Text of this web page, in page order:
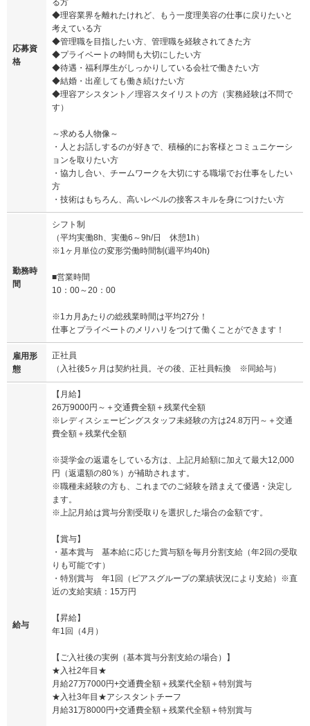
応募資
格
◆理容業界を離れたけれど、もう一度理美容の仕事に戻りたいと
考えている方
◆管理職を目指したい方、管理職を経験されてきた方
◆プライベートの時間も大切にしたい方
◆待遇・福利厚生がしっかりしている会社で働きたい方
◆結婚・出産しても働き続けたい方
◆理容アシスタント／理容スタイリストの方（実務経験は不問で
す）
～求める人物像～
・人とお話しするのが好きで、積極的にお客様とコミュニケーシ
ョンを取りたい方
・協力し合い、チームワークを大切にする職場でお仕事をしたい
方
・技術はもちろん、高いレベルの接客スキルを身につけたい方
勤務時
間
シフト制
（平均実働8h、実働6～9h/日 休憩1h）
※1ヶ月単位の変形労働時間制(週平均40h)
■営業時間
10：00～20：00
※1カ月あたりの総残業時間は平均27分！
仕事とプライベートのメリハリをつけて働くことができます！
雇用形
態
正社員
（入社後5ヶ月は契約社員。その後、正社員転換 ※同給与）
給与
【月給】
26万9000円～＋交通費全額＋残業代全額
※レディスシェービングスタッフ未経験の方は24.8万円～＋交通
費全額＋残業代全額
※奨学金の返還をしている方は、上記月給額に加えて最大12,000
円（返還額の80％）が補助されます。
※職種未経験の方も、これまでのご経験を踏まえて優遇・決定し
ます。
※上記月給は賞与分割受取りを選択した場合の金額です。
【賞与】
・基本賞与 基本給に応じた賞与額を毎月分割支給（年2回の受取
りも可能です）
・特別賞与 年1回（ピアスグループの業績状況により支給）※直
近の支給実績：15万円
【昇給】
年1回（4月）
【ご入社後の実例（基本賞与分割支給の場合）】
★入社2年目★
月給27万7000円+交通費全額＋残業代全額＋特別賞与
★入社3年目★アシスタントチーフ
月給31万8000円+交通費全額＋残業代全額＋特別賞与